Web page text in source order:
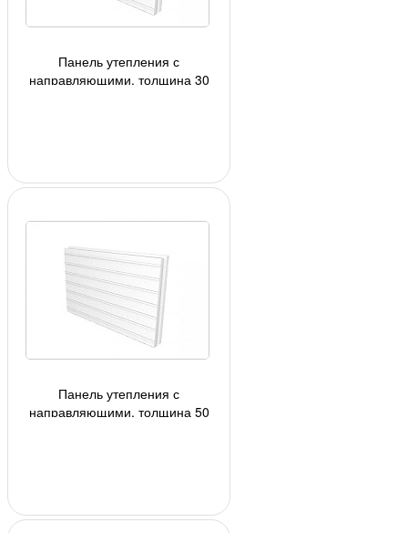
Панель утепления с
направляющими, толщина 30
Панель утепления с
направляющими, толщина 50